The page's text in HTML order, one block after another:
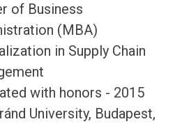
of Business
(MBA)
in Supply Chain
with honors - 2015
University, Budapest,